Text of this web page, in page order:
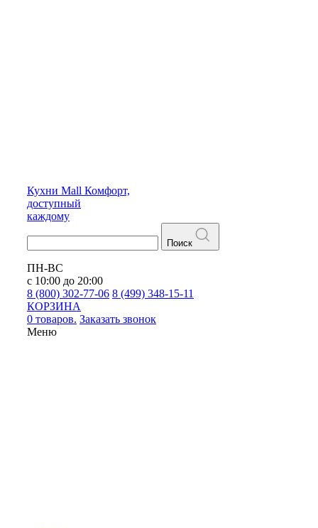
Кухни Mall Комфорт,
доступный
каждому
Поиск
ПН-ВС
с 10:00 до 20:00
8 (800) 302-77-06 8 (499) 348-15-11
КОРЗИНА
0 товаров. Заказать звонок
Меню